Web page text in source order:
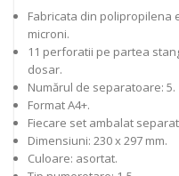
Fabricata din polipropilena
microni.
11 perforatii pe partea
dosar.
Numărul de separatoare: 5.
Format A4+.
Fiecare set ambalat
Dimensiuni: 230 x 297 mm.
Culoare: asortat.